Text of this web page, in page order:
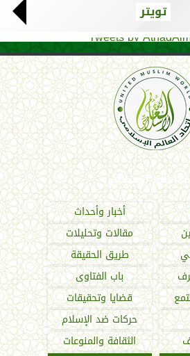
تويتر
Tweets by
العالم الإسلامي
أخبار وأحداث
مقالات وتحليلات
طريق الحقيقة
باب الفتاوى
قضايا وتحقيقات
حركات ضد الإسلام
الثقافة والمنوعات